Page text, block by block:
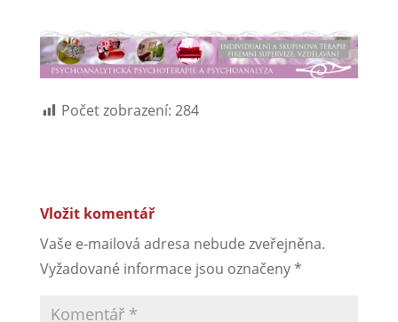
Počet zobrazení: 284
Vložit komentář
Vaše e-mailová adresa nebude zveřejněna.
Vyžadované informace jsou označeny*